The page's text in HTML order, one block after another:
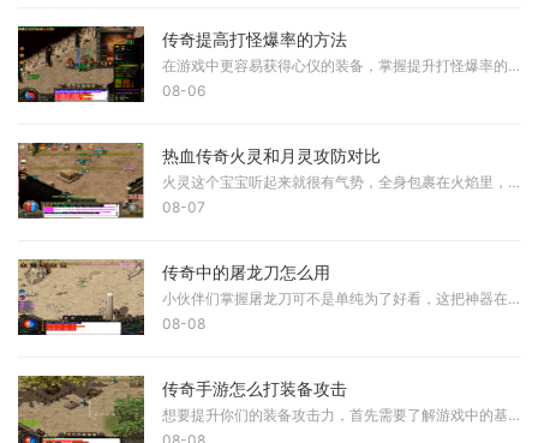
传奇提高打怪爆率的方法
在游戏中更容易获得心仪的装备，掌握提升打怪爆率的技巧十分重要。首先需要理解游戏的基本机制，爆率是指击败怪物后掉落物品的概率，不同的怪物和地点拥有不同的爆率设定。通
08-06
热血传奇火灵和月灵攻防对比
火灵这个宝宝听起来就很有气势，全身包裹在火焰里，看起来既华丽又威武，它的攻击方式是火焰攻击，输出相当猛烈，比起月灵那种寒冰掌的风格，火灵的攻击更显霸气一些。而月灵
08-07
传奇中的屠龙刀怎么用
小伙伴们掌握屠龙刀可不是单纯为了好看，这把神器在传奇世界里代表着极致的力量和地位，想要发挥它的真正威力，你需要了解它的基础使用方式，首先当你获得屠龙刀要做的第一件
08-08
传奇手游怎么打装备攻击
想要提升你们的装备攻击力，首先需要了解游戏中的基础提升途径。在传奇手游中，装备是直接决定角色输出能力的关键因素，我们可以通过打怪、挑战副本BOSS和参与各种活动来获取更